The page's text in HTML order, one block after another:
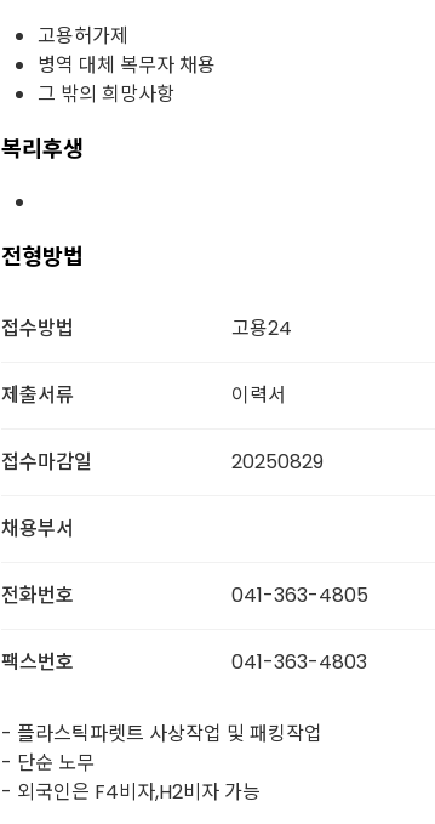
고용허가제
병역 대체 복무자 채용
그 밖의 희망사항
복리후생
전형방법
접수방법 고용24
제출서류 이력서
접수마감일 20250829
채용부서
전화번호 041-363-4805
팩스번호 041-363-4803
- 플라스틱파렛트 사상작업 및 패킹작업
- 단순 노무
- 외국인은 F4비자,H2비자 가능